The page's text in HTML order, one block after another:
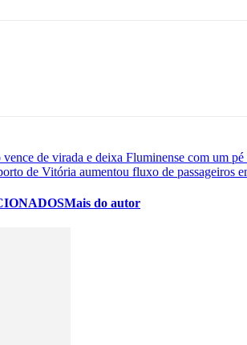
vence de virada e deixa Fluminense com um
de Vitória aumentou fluxo de passageiros
Mais do autor